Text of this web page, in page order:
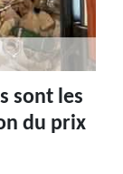
sont les
du prix